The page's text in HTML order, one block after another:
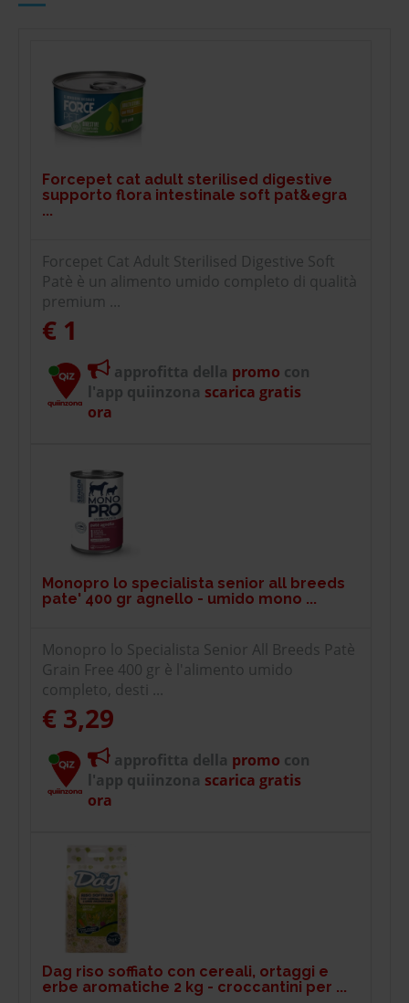
Forcepet cat adult sterilised digestive
supporto flora intestinale soft pat&egra
...
Forcepet Cat Adult Sterilised Digestive Soft
Patè è un alimento umido completo di qualità
premium ...
€ 1
approfitta della promo con
l'app quiinzona scarica gratis
ora
Monopro lo specialista senior all breeds
pate' 400 gr agnello - umido mono ...
Monopro lo Specialista Senior All Breeds Patè
Grain Free 400 gr è l'alimento umido
completo, desti ...
€ 3,29
approfitta della promo con
l'app quiinzona scarica gratis
ora
Dag riso soffiato con cereali, ortaggi e
erbe aromatiche 2 kg - croccantini per ...